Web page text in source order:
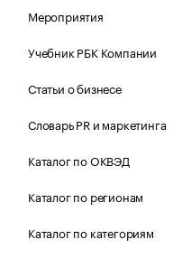
Мероприятия
Учебник РБК Компании
Статьи о бизнесе
Словарь PR и маркетинга
Каталог по ОКВЭД
Каталог по регионам
Каталог по категориям